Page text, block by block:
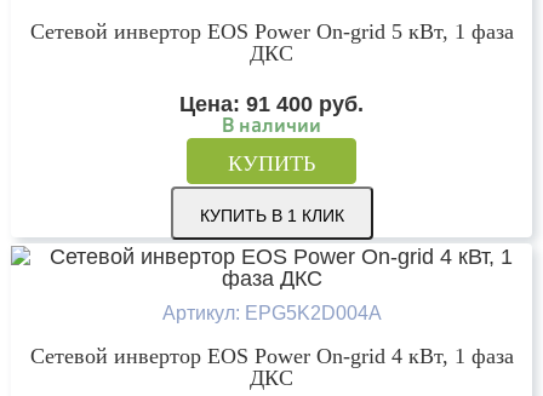
Сетевой инвертор EOS Power On-grid 5 кВт, 1 фаза
ДКС
Цена: 91 400 руб.
В наличии
КУПИТЬ
КУПИТЬ В 1 КЛИК
Артикул: EPG5K2D004A
Сетевой инвертор EOS Power On-grid 4 кВт, 1 фаза
ДКС